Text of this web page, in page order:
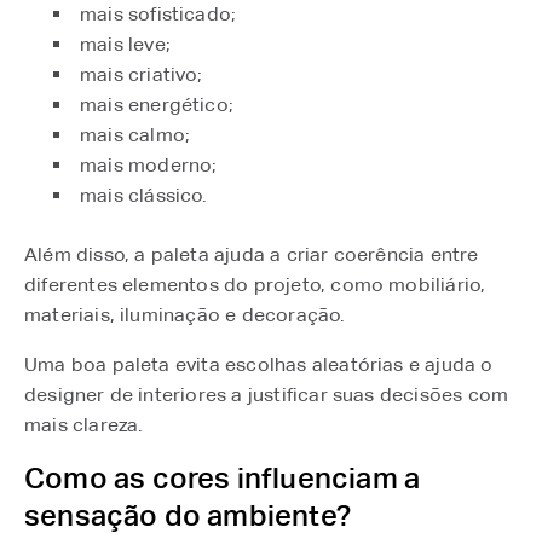
mais sofisticado;
mais leve;
mais criativo;
mais energético;
mais calmo;
mais moderno;
mais clássico.
Além disso, a paleta ajuda a criar coerência entre
diferentes elementos do projeto, como mobiliário,
materiais, iluminação e decoração.
Uma boa paleta evita escolhas aleatórias e ajuda o
designer de interiores a justificar suas decisões com
mais clareza.
Como as cores influenciam a
sensação do ambiente?